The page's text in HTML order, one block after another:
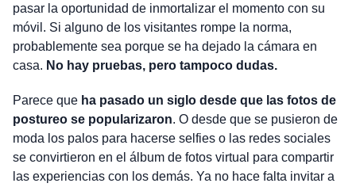
pasar la oportunidad de inmortalizar el momento con su
móvil. Si alguno de los visitantes rompe la norma,
probablemente sea porque se ha dejado la cámara en
casa. No hay pruebas, pero tampoco dudas.
Parece que ha pasado un siglo desde que las fotos de
postureo se popularizaron. O desde que se pusieron de
moda los palos para hacerse selfies o las redes sociales
se convirtieron en el álbum de fotos virtual para compartir
las experiencias con los demás. Ya no hace falta invitar a